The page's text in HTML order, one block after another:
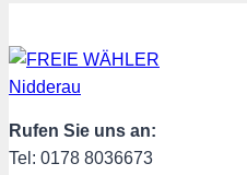
Inhalt
springen
Rufen Sie uns an:
Tel: 0178 8036673